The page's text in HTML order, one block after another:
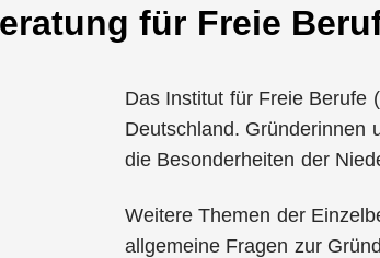
für Freie
Das Institut für Freie Berufe
Deutschland. Gründerinnen
die Besonderheiten der
Weitere Themen der
allgemeine Fragen zur